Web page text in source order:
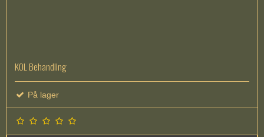
KOL Behandling
På lager